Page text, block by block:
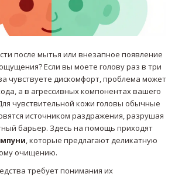
после мытья или внезапное появление
Если вы моете голову раз в три
чувствуете дискомфорт, проблема может
а в агрессивных компонентах вашего
чувствительной кожи головы обычные
источником раздражения, разрушая
барьер. Здесь на помощь приходят
, которые предлагают деликатную
очищению.
требует понимания их